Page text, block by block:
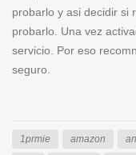
probarlo y asi decidir si
probarlo. Una vez
servicio. Por eso
seguro.
1prmie amazon